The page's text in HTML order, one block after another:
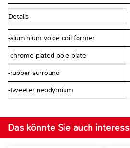
Details
-aluminium voice coil former
-chrome-plated pole plate
-rubber surround
-tweeter neodymium
Das könnte Sie auch